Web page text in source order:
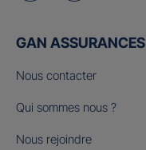
GAN ASSURANCES
Nous contacter
Qui sommes nous ?
Nous rejoindre